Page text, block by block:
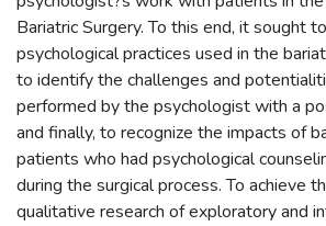
Bariatric Surgery. To this end, it sought
psychological practices used in the
to identify the challenges and
performed by the psychologist with a
and finally, to recognize the impacts of
patients who had psychological
during the surgical process. To achieve
qualitative research of exploratory and